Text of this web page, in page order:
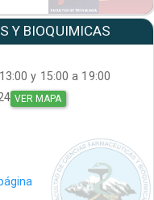
Y BIOQUIMICAS
y 15:00 a 19:00
VER MAPA